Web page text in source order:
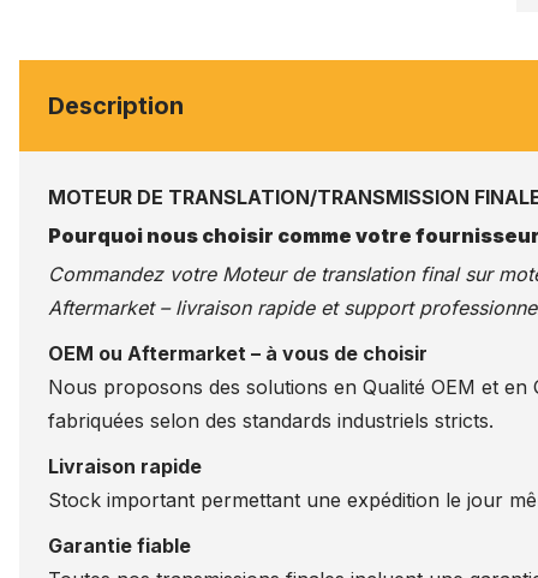
Description
MOTEUR DE TRANSLATION/TRANSMISSION
Pourquoi nous choisir comme votre
Commandez votre Moteur de translation final sur
Aftermarket – livraison rapide et support
OEM ou Aftermarket – à vous de choisir
Nous proposons des solutions en Qualité OEM et
fabriquées selon des standards industriels stricts.
Livraison rapide
Stock important permettant une expédition le jour
Garantie fiable